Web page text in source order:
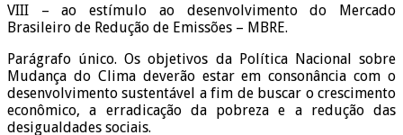
VIII – ao estímulo ao desenvolvimento do Mercado
Brasileiro de Redução de Emissões – MBRE.
Parágrafo único. Os objetivos da Política Nacional sobre
Mudança do Clima deverão estar em consonância com o
desenvolvimento sustentável a fim de buscar o crescimento
econômico, a erradicação da pobreza e a redução das
desigualdades sociais.